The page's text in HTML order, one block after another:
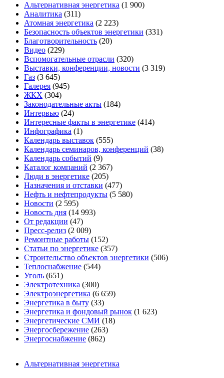
Альтернативная энергетика (1 900)
Аналитика (311)
Атомная энергетика (2 223)
Безопасность объектов энергетики (331)
Благотворительность (20)
Видео (229)
Вспомогательные отрасли (320)
Выставки, конференции, новости (3 319)
Газ (3 645)
Галерея (945)
ЖКХ (304)
Законодательные акты (184)
Интервью (24)
Интересные факты в энергетике (414)
Инфографика (1)
Календарь выставок (555)
Календарь семинаров, конференций (38)
Календарь событий (9)
Каталог компаний (2 367)
Люди в энергетике (205)
Назначения и отставки (477)
Нефть и нефтепродукты (5 580)
Новости (2 595)
Новость дня (14 993)
От редакции (47)
Пресс-релиз (2 009)
Ремонтные работы (152)
Статьи по энергетике (357)
Строительство объектов энергетики (506)
Теплоснабжение (544)
Уголь (651)
Электротехника (300)
Электроэнергетика (6 659)
Энергетика в быту (33)
Энергетика и фондовый рынок (1 623)
Энергетические СМИ (18)
Энергосбережение (263)
Энергоснабжение (862)
Альтернативная энергетика